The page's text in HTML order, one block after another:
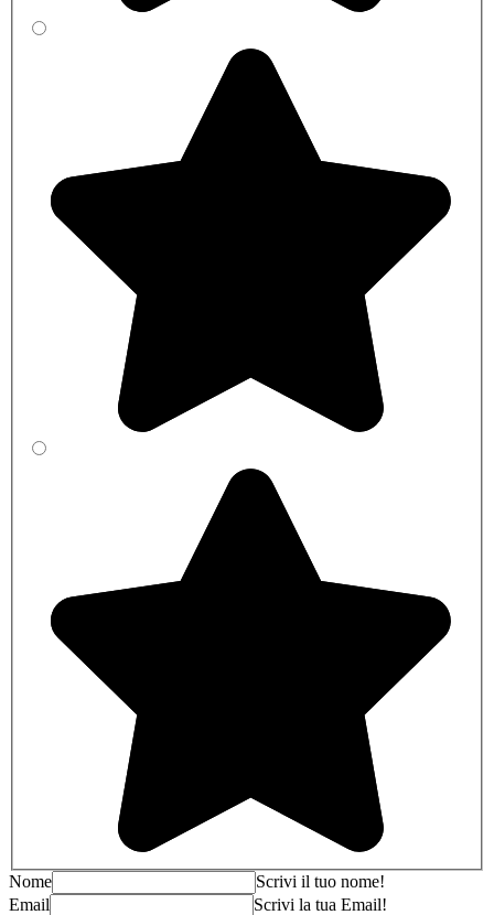
Nome
Scrivi il tuo nome!
Email
Scrivi la tua Email!